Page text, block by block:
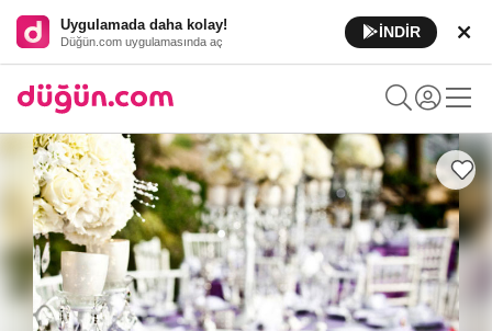
Uygulamada daha kolay!
Düğün.com uygulamasında aç
İNDİR